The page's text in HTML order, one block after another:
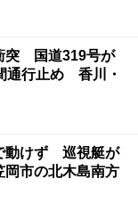
突 国道319号が
通行止め 香川・
動けず 巡視艇が
市の北木島南方